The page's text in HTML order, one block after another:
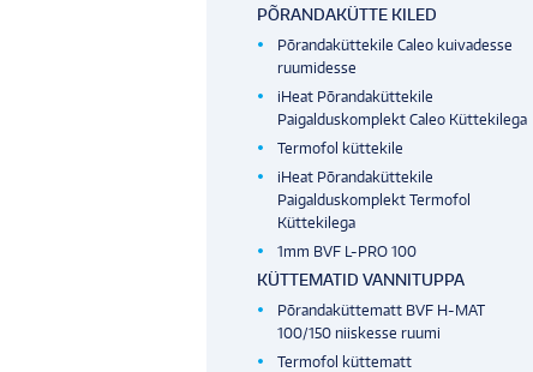
PÕRANDAKÜTTE KILED
Põrandaküttekile Caleo kuivadesse
ruumidesse
iHeat Põrandaküttekile
Paigalduskomplekt Caleo Küttekilega
Termofol küttekile
iHeat Põrandaküttekile
Paigalduskomplekt Termofol
Küttekilega
1mm BVF L-PRO 100
KÜTTEMATID VANNITUPPA
Põrandaküttematt BVF H-MAT
100/150 niiskesse ruumi
Termofol küttematt